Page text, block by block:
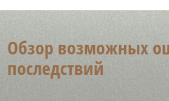
Обзор возможных
последствий